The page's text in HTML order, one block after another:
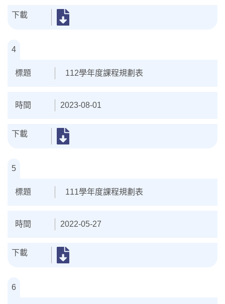
4
112學年度課程規劃表
2023-08-01
5
111學年度課程規劃表
2022-05-27
6